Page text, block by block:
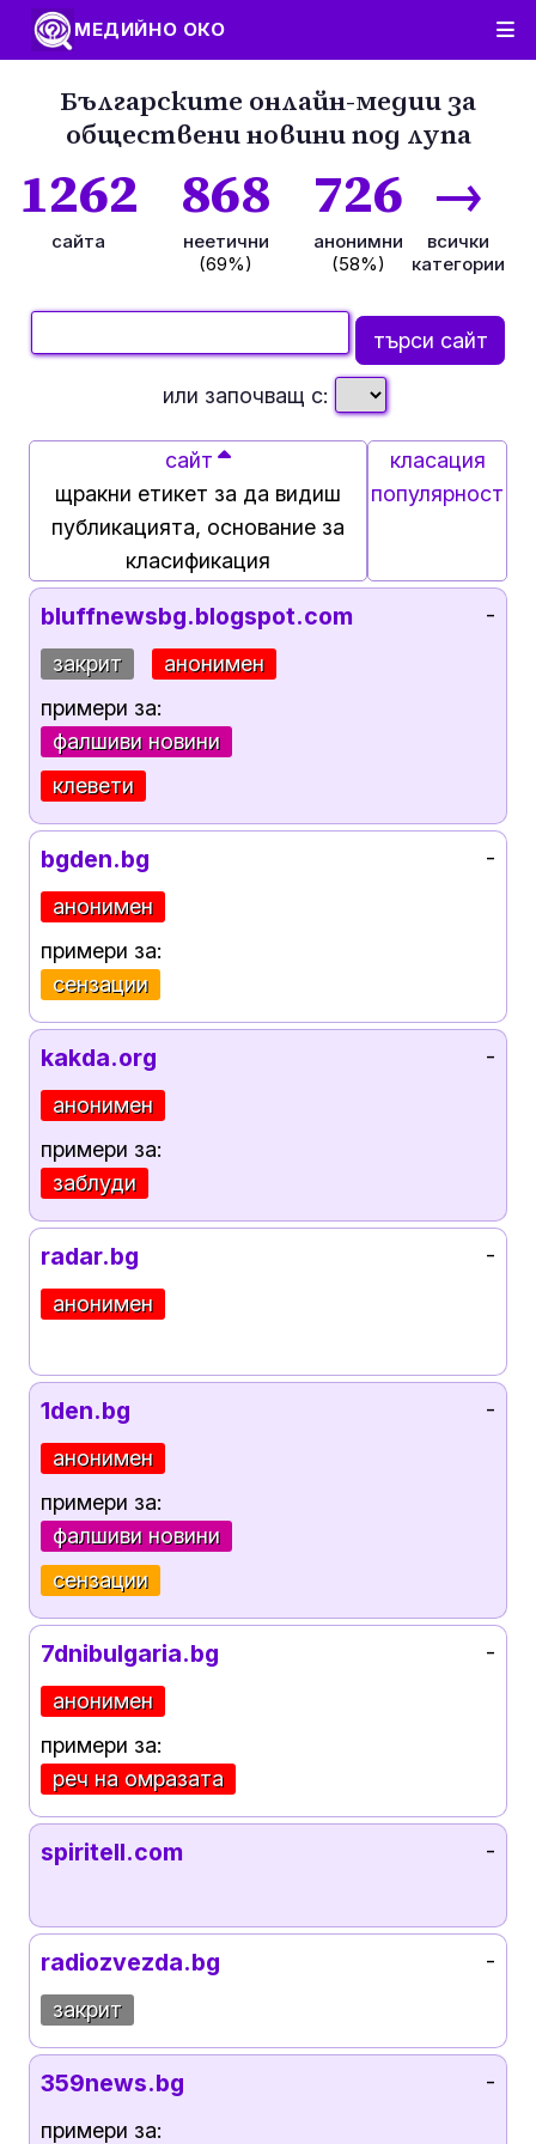
МЕДИЙНО ОКО
Българските онлайн-медии за
обществени новини под лупа
1262
сайта
868
неетични
(69%)
726
анонимни
(58%)
→
всички
категории
или започващ с:
сайт
щракни етикет за да видиш
публикацията, основание за
класификация
класация
популярност
bluffnewsbg.blogspot.com
закрит
анонимен
примери за:
фалшиви новини
клевети
-
bgden.bg
анонимен
примери за:
сензации
-
kakda.org
анонимен
примери за:
заблуди
-
radar.bg
анонимен
-
1den.bg
анонимен
примери за:
фалшиви новини
сензации
-
7dnibulgaria.bg
анонимен
примери за:
реч на омразата
-
spiritell.com -
radiozvezda.bg
закрит
-
359news.bg
примери за:
-